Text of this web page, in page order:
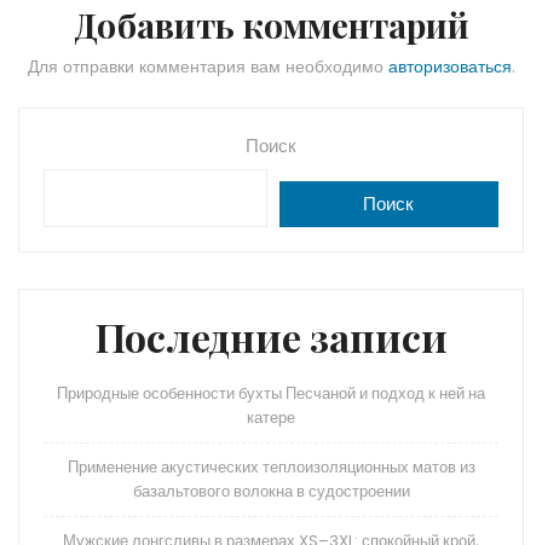
ts
A
gr
a
o
kl
s
ni
а
в
Добавить комментарий
Для отправки комментария вам необходимо авторизоваться.
Поиск
Поиск
Последние записи
Природные особенности бухты Песчаной и подход к ней на
катере
Применение акустических теплоизоляционных матов из
базальтового волокна в судостроении